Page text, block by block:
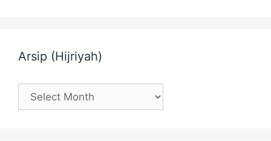
Arsip (Hijriyah)
Arsip
(Hijriyah)